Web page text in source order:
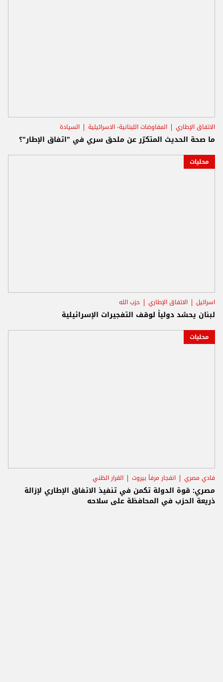
الاتفاق الإطاري المفاوضات اللبنانية- الاسرائيلية السيادة
ما صحة الحديث المتكرّر عن ملحق سري في "اتفاق الإطار"؟
محليات
اسرائيل الاتفاق الإطاري حزب الله
لبنان يحشد دولياً لوقف التفجيرات الإسرائيلية
محليات
فادي مصري انفجار مرفأ بيروت القرار الظني
مصري: قوة الدولة تكمن في تنفيذ الاتفاق الإطاري لإزالة
ذريعة الحزب في المحافظة على سلاحه